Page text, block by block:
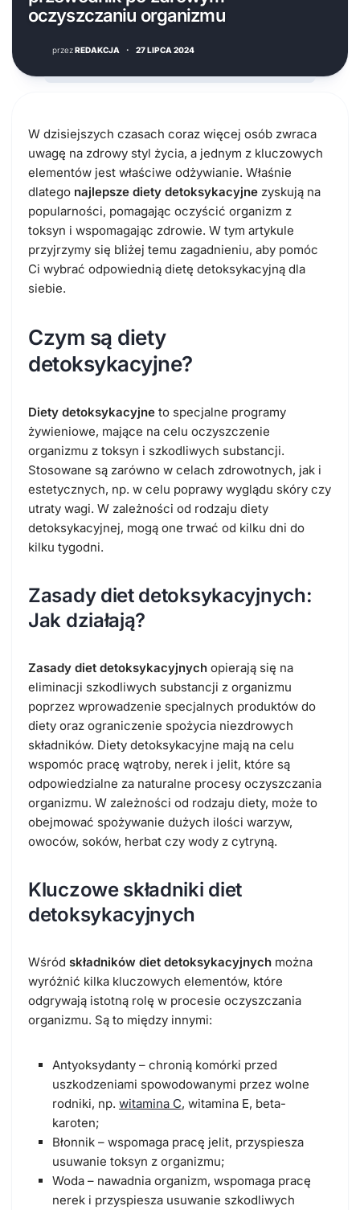
oczyszczaniu organizmu
przezREDAKCJA · 27 LIPCA 2024
W dzisiejszych czasach coraz więcej osób zwraca
uwagę na zdrowy styl życia, a jednym z kluczowych
elementów jest właściwe odżywianie. Właśnie
dlatego najlepsze diety detoksykacyjne zyskują na
popularności, pomagając oczyścić organizm z
toksyn i wspomagając zdrowie. W tym artykule
przyjrzymy się bliżej temu zagadnieniu, aby pomóc
Ci wybrać odpowiednią dietę detoksykacyjną dla
siebie.
Czym są diety
detoksykacyjne?
Diety detoksykacyjne to specjalne programy
żywieniowe, mające na celu oczyszczenie
organizmu z toksyn i szkodliwych substancji.
Stosowane są zarówno w celach zdrowotnych, jak i
estetycznych, np. w celu poprawy wyglądu skóry czy
utraty wagi. W zależności od rodzaju diety
detoksykacyjnej, mogą one trwać od kilku dni do
kilku tygodni.
Zasady diet detoksykacyjnych:
Jak działają?
Zasady diet detoksykacyjnych opierają się na
eliminacji szkodliwych substancji z organizmu
poprzez wprowadzenie specjalnych produktów do
diety oraz ograniczenie spożycia niezdrowych
składników. Diety detoksykacyjne mają na celu
wspomóc pracę wątroby, nerek i jelit, które są
odpowiedzialne za naturalne procesy oczyszczania
organizmu. W zależności od rodzaju diety, może to
obejmować spożywanie dużych ilości warzyw,
owoców, soków, herbat czy wody z cytryną.
Kluczowe składniki diet
detoksykacyjnych
Wśród składników diet detoksykacyjnych można
wyróżnić kilka kluczowych elementów, które
odgrywają istotną rolę w procesie oczyszczania
organizmu. Są to między innymi:
Antyoksydanty – chronią komórki przed
uszkodzeniami spowodowanymi przez wolne
rodniki, np. witamina C, witamina E, beta-
karoten;
Błonnik – wspomaga pracę jelit, przyspiesza
usuwanie toksyn z organizmu;
Woda – nawadnia organizm, wspomaga pracę
nerek i przyspiesza usuwanie szkodliwych